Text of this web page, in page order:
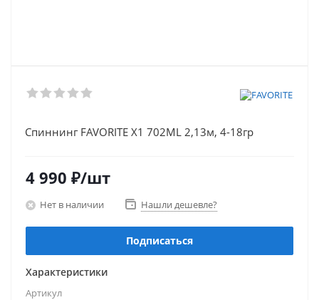
Спиннинг FAVORITE X1 702ML 2,13м, 4-18гр
4 990 ₽/шт
Нет в наличии Нашли дешевле?
Подписаться
Характеристики
Артикул